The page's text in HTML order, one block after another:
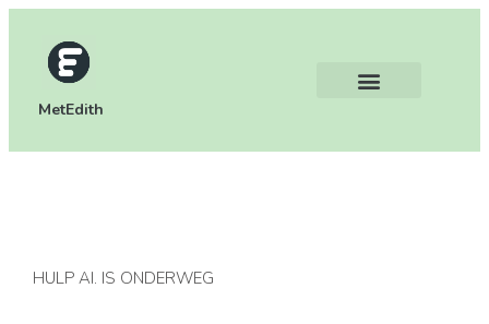
MetEdith
HULP AI. IS ONDERWEG